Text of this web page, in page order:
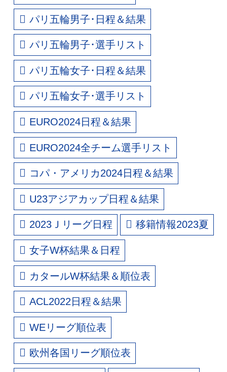
パリ五輪男子･日程＆結果
パリ五輪男子･選手リスト
パリ五輪女子･日程＆結果
パリ五輪女子･選手リスト
EURO2024日程＆結果
EURO2024全チーム選手リスト
コパ・アメリカ2024日程＆結果
U23アジアカップ日程＆結果
2023Ｊリーグ日程 移籍情報2023夏
女子W杯結果＆日程
カタールW杯結果＆順位表
ACL2022日程＆結果
WEリーグ順位表
欧州各国リーグ順位表